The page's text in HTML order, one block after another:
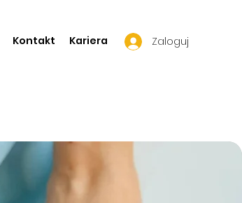
Kontakt Kariera Zaloguj